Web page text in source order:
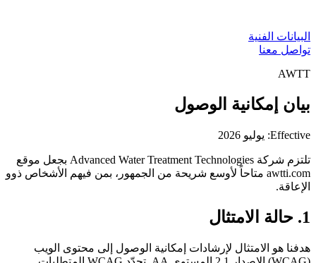
البيانات الفنية
تواصل معنا
AWTT
بيان إمكانية الوصول
Effective: يوليو 2026
تلتزم شركة Advanced Water Treatment Technologies بجعل موقع
awtti.com متاحاً لأوسع شريحة من الجمهور، بمن فيهم الأشخاص ذوو
الإعاقة.
1. حالة الامتثال
هدفنا هو الامتثال لإرشادات إمكانية الوصول إلى محتوى الويب